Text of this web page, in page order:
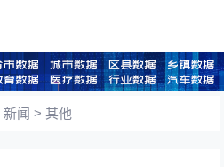
新闻 >其他